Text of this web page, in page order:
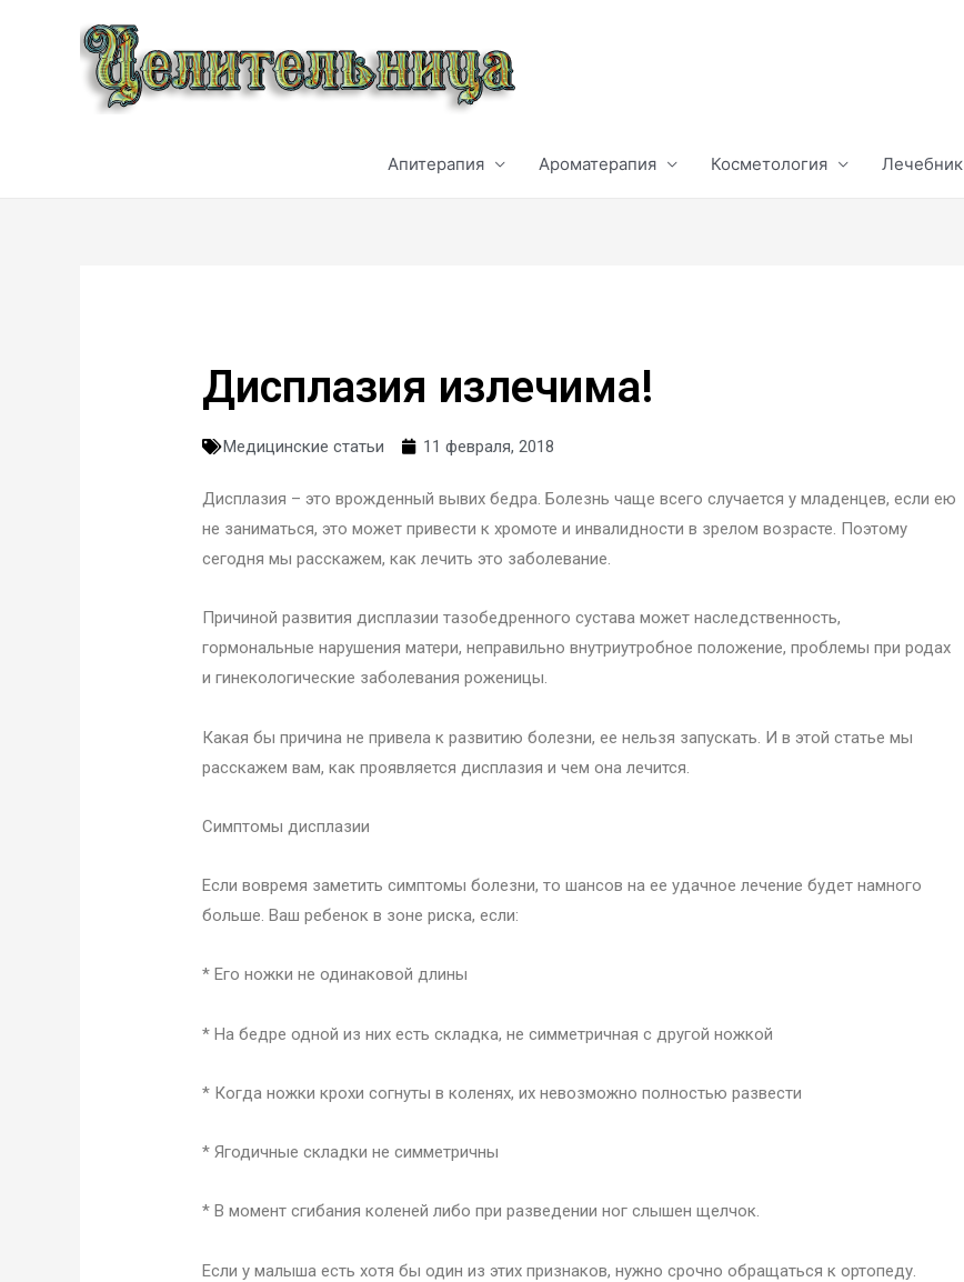
Апитерапия Ароматерапия Косметология Лечебник
Дисплазия излечима!
Медицинские статьи 11 февраля, 2018
Дисплазия – это врожденный вывих бедра. Болезнь чаще всего случается у младенцев, если ею
не заниматься, это может привести к хромоте и инвалидности в зрелом возрасте. Поэтому
сегодня мы расскажем, как лечить это заболевание.
Причиной развития дисплазии тазобедренного сустава может наследственность,
гормональные нарушения матери, неправильно внутриутробное положение, проблемы при родах
и гинекологические заболевания роженицы.
Какая бы причина не привела к развитию болезни, ее нельзя запускать. И в этой статье мы
расскажем вам, как проявляется дисплазия и чем она лечится.
Симптомы дисплазии
Если вовремя заметить симптомы болезни, то шансов на ее удачное лечение будет намного
больше. Ваш ребенок в зоне риска, если:
* Его ножки не одинаковой длины
* На бедре одной из них есть складка, не симметричная с другой ножкой
* Когда ножки крохи согнуты в коленях, их невозможно полностью развести
* Ягодичные складки не симметричны
* В момент сгибания коленей либо при разведении ног слышен щелчок.
Если у малыша есть хотя бы один из этих признаков, нужно срочно обращаться к ортопеду.